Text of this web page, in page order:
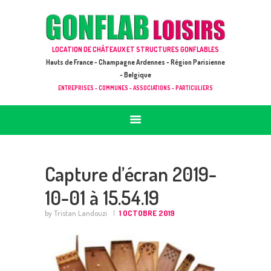
LOCATION DE CHÂTEAUX ET STRUCTURES GONFLABLES
Hauts de France - Champagne Ardennes - Région Parisienne
- Belgique
ENTREPRISES - COMMUNES - ASSOCIATIONS - PARTICULIERS
GONFLAB LOISIRS
ACCUEIL
JEUX À LOUER & PRESTATIONS
CATALOGUE / TARIF
DEMANDE DE DEVIS (SOUS 24H)
Capture d’écran 2019-
10-01 à 15.54.19
by Tristan Landouzi 1 OCTOBRE 2019